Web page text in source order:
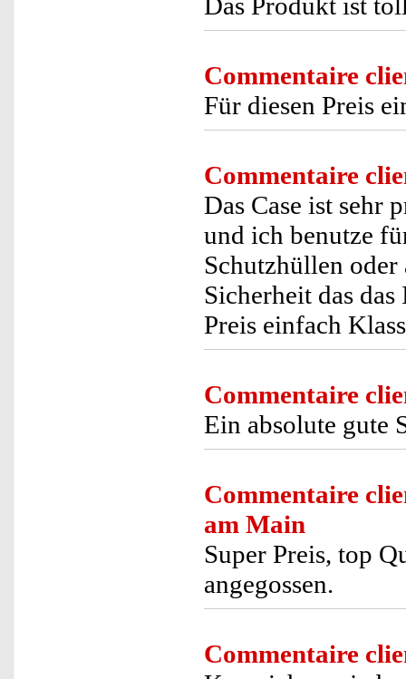
Commentaire
Für diesen Preis
Commentaire
Das Case ist sehr
und ich benutze
Schutzhüllen
Sicherheit das
Preis einfach
Commentaire
Ein absolute gute
Commentaire
am Main
Super Preis, top
angegossen.
Commentaire